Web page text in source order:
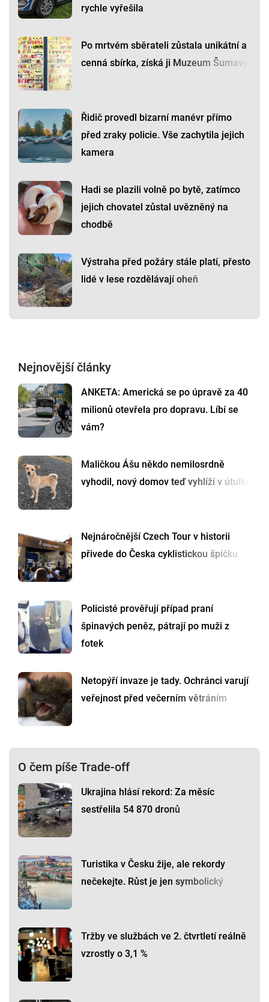
rychle vyřešila
Po mrtvém sběrateli zůstala unikátní a
cenná sbírka, získá ji Muzeum Šumavy
Řidič provedl bizarní manévr přímo
před zraky policie. Vše zachytila jejich
kamera
Hadi se plazili volně po bytě, zatímco
jejich chovatel zůstal uvězněný na
chodbě
Výstraha před požáry stále platí, přesto
lidé v lese rozdělávají oheň
Nejnovější články
ANKETA: Americká se po úpravě za 40
milionů otevřela pro dopravu. Líbí se
vám?
Maličkou Ášu někdo nemilosrdně
vyhodil, nový domov teď vyhlíží v útulku
Nejnáročnější Czech Tour v historii
přivede do Česka cyklistickou špičku
Policisté prověřují případ praní
špinavých peněz, pátrají po muži z
fotek
Netopýří invaze je tady. Ochránci varují
veřejnost před večerním větráním
O čem píše Trade-off
Ukrajina hlásí rekord: Za měsíc
sestřelila 54 870 dronů
Turistika v Česku žije, ale rekordy
nečekejte. Růst je jen symbolický
Tržby ve službách ve 2. čtvrtletí reálně
vzrostly o 3,1 %